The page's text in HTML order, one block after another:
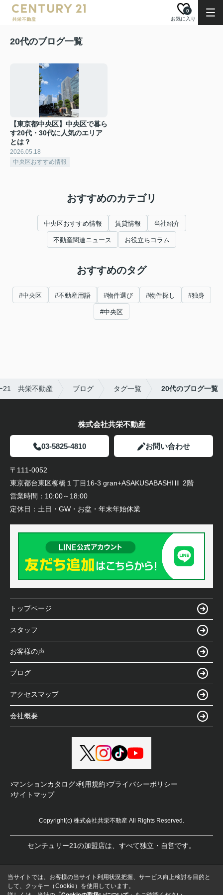
お気に入り
0
20代のブログ一覧
【東京都中央区】中央区で暮ら
す20代・30代に人気のエリア
とは？
2026.05.18
中央区おすすめ情報
おすすめのカテゴリ
中央区おすすめ情報 賃貸情報 当社紹介
不動産関連ニュース お役立ちコラム
おすすめのタグ
#中央区 #不動産用語 #物件選び #物件探し #独身
#中央区
21 共栄不動産 ブログ タグ一覧 20代のブログ一覧
株式会社共栄不動産
03-5825-4810 お問い合わせ
〒111-0052
東京都台東区柳橋１丁目16-3 gran+ASAKUSABASHIⅢ 2階
営業時間： 10:00～18:00
定休日： 土日・GW・お盆・年末年始休業
トップページ
スタッフ
お客様の声
ブログ
アクセスマップ
会社概要
マンションカタログ 利用規約 プライバシーポリシー
サイトマップ
Copyright(c) 株式会社共栄不動産 All Rights Reserved.
センチュリー21の加盟店は、すべて独立・自営です。
当サイトでは、お客様の当サイト利用状況把握、サービス向上検討を目的と
して、クッキー（Cookie）を使用しています。